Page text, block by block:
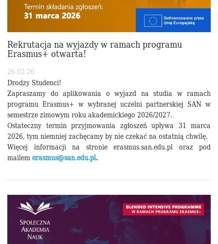
Rekrutacja na wyjazdy w ramach programu
Erasmus+ otwarta!
26.02.26
Drodzy Studenci!
Zapraszamy do aplikowania o wyjazd na studia w ramach
programu Erasmus+ w wybranej uczelni partnerskiej SAN w
semestrze zimowym roku akademickiego 2026/2027.
Ostateczny termin przyjmowania zgłoszeń upływa 31 marca
2026, tym niemniej zachęcamy by nie czekać na ostatnią chwilę.
Więcej informacji na stronie erasmus.san.edu.pl oraz pod
mailemerasmus@san.edu.pl.